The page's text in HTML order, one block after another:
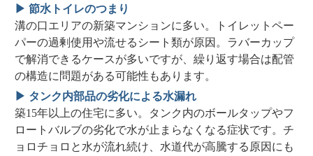
▶ 節水トイレのつまり
溝の口エリアの新築マンションに多い。トイレットペー
パーの過剰使用や流せるシート類が原因。ラバーカップ
で解消できるケースが多いですが、繰り返す場合は配管
の構造に問題がある可能性もあります。
▶ タンク内部品の劣化による水漏れ
築15年以上の住宅に多い。タンク内のボールタップやフ
ロートバルブの劣化で水が止まらなくなる症状です。チ
ョロチョロと水が流れ続け、水道代が高騰する原因にも